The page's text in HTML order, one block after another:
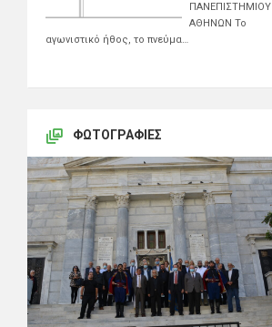
ΠΑΝΕΠΙΣΤΗΜΙΟΥ
ΑΘΗΝΩΝ Το
αγωνιστικό ήθος, το πνεύμα…
ΦΩΤΟΓΡΑΦΊΕΣ